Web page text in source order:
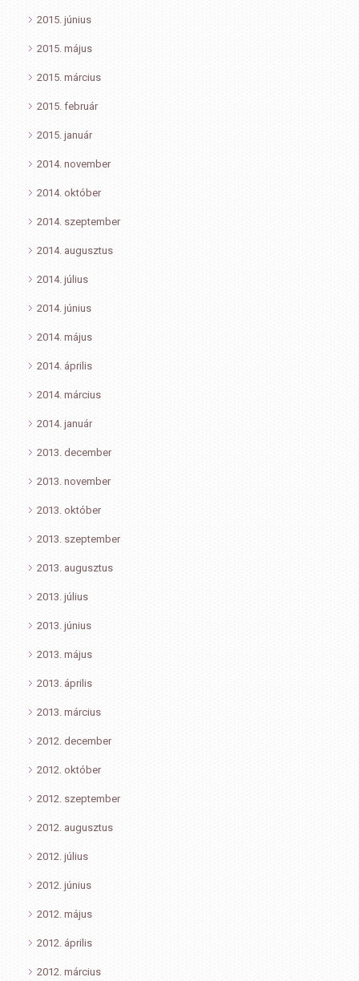
2015. június
2015. május
2015. március
2015. február
2015. január
2014. november
2014. október
2014. szeptember
2014. augusztus
2014. július
2014. június
2014. május
2014. április
2014. március
2014. január
2013. december
2013. november
2013. október
2013. szeptember
2013. augusztus
2013. július
2013. június
2013. május
2013. április
2013. március
2012. december
2012. október
2012. szeptember
2012. augusztus
2012. július
2012. június
2012. május
2012. április
2012. március